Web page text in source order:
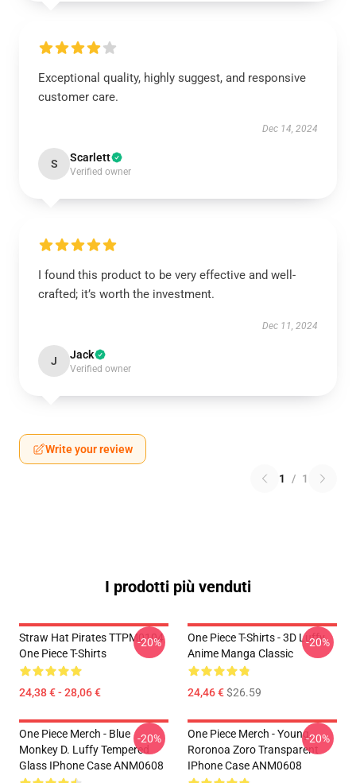
Exceptional quality, highly suggest, and responsive
customer care.
Dec 14, 2024
S Scarlett
Verified owner
I found this product to be very effective and well-
crafted; it’s worth the investment.
Dec 11, 2024
J Jack
Verified owner
Write your review
1 / 1
I prodotti più venduti
Straw Hat Pirates TTPM0104
One Piece T-Shirts
24,38 € - 28,06 €
-20%
One Piece T-Shirts - 3D Luffy
Anime Manga Classic
24,46 €$26.59
-20%
One Piece Merch - Blue
Monkey D. Luffy Tempered
Glass IPhone Case ANM0608
-20%
One Piece Merch - Young
Roronoa Zoro Transparent
IPhone Case ANM0608
-20%